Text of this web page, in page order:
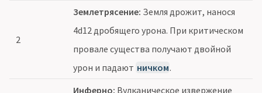
2
Землетрясение: Земля дрожит, нанося
4d12 дробящего урона. При критическом
провале существа получают двойной
урон и падают ничком.
Инферно: Вулканическое извержение